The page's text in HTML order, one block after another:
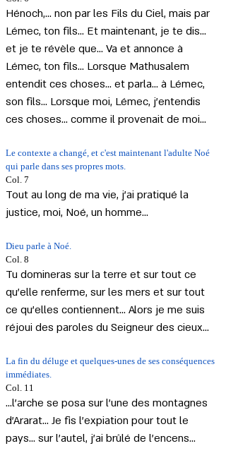
Hénoch,... non par les Fils du Ciel, mais par
Lémec, ton fils... Et maintenant, je te dis...
et je te révèle que... Va et annonce à
Lémec, ton fils... Lorsque Mathusalem
entendit ces choses... et parla... à Lémec,
son fils... Lorsque moi, Lémec, j'entendis
ces choses... comme il provenait de moi...
Le contexte a changé, et c'est maintenant l'adulte Noé
qui parle dans ses propres mots.
Col. 7
Tout au long de ma vie, j'ai pratiqué la
justice, moi, Noé, un homme...
Dieu parle à Noé.
Col. 8
Tu domineras sur la terre et sur tout ce
qu'elle renferme, sur les mers et sur tout
ce qu'elles contiennent... Alors je me suis
réjoui des paroles du Seigneur des cieux...
La fin du déluge et quelques-unes de ses conséquences
immédiates.
Col. 11
...l'arche se posa sur l'une des montagnes
d'Ararat... Je fis l'expiation pour tout le
pays... sur l'autel, j'ai brûlé de l'encens...